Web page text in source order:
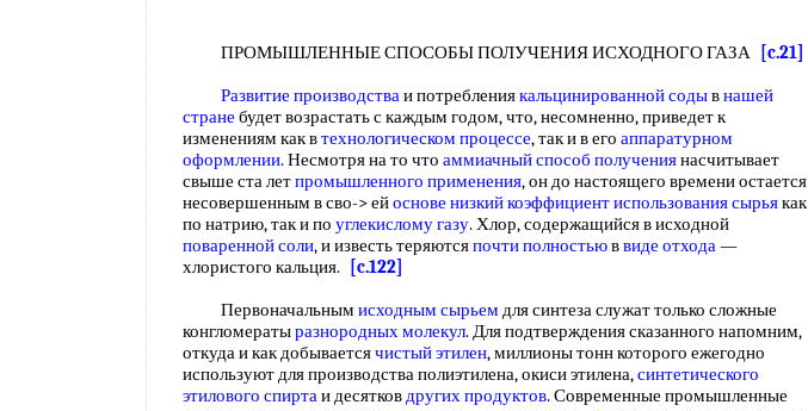
ПРОМЫШЛЕННЫЕ СПОСОБЫ ПОЛУЧЕНИЯ ИСХОДНОГО ГАЗА
[c.21]
Развитие производстваи потреблениякальцинированной содывнашей
стране будет возрастать с каждым годом, что, несомненно, приведет к
изменениям как втехнологическом процессе, так и в его аппаратурном
оформлении. Несмотря на то что аммиачный способ получениянасчитывает
свыше ста летпромышленного применения, он до настоящего времени остается
несовершенным в сво-> ейоснове низкийкоэффициент использования сырьякак
по натрию, так и по углекислому газу. Хлор, содержащийся в исходной
поваренной соли, и известь теряютсяпочти полностьюввиде отхода—
хлористого кальция.
[c.122]
Первоначальным исходным сырьем для синтеза служат только сложные
конгломератыразнородных молекул. Для подтверждения сказанного напомним,
откуда и как добываетсячистый этилен, миллионы тонн которого ежегодно
используют для производства полиэтилена, окиси этилена,синтетического
этилового спиртаи десятковдругих продуктов. Современные промышленные